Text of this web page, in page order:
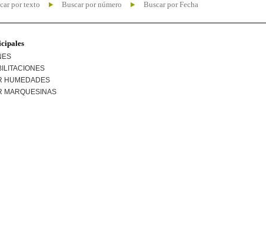
por texto Buscar por número Buscar por Fecha
HUMEDADES
MARQUESINAS